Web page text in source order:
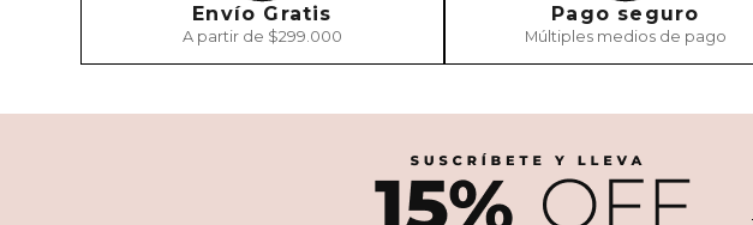
Envío Gratis
A partir de $299.000
Pago seguro
Múltiples medios de pago